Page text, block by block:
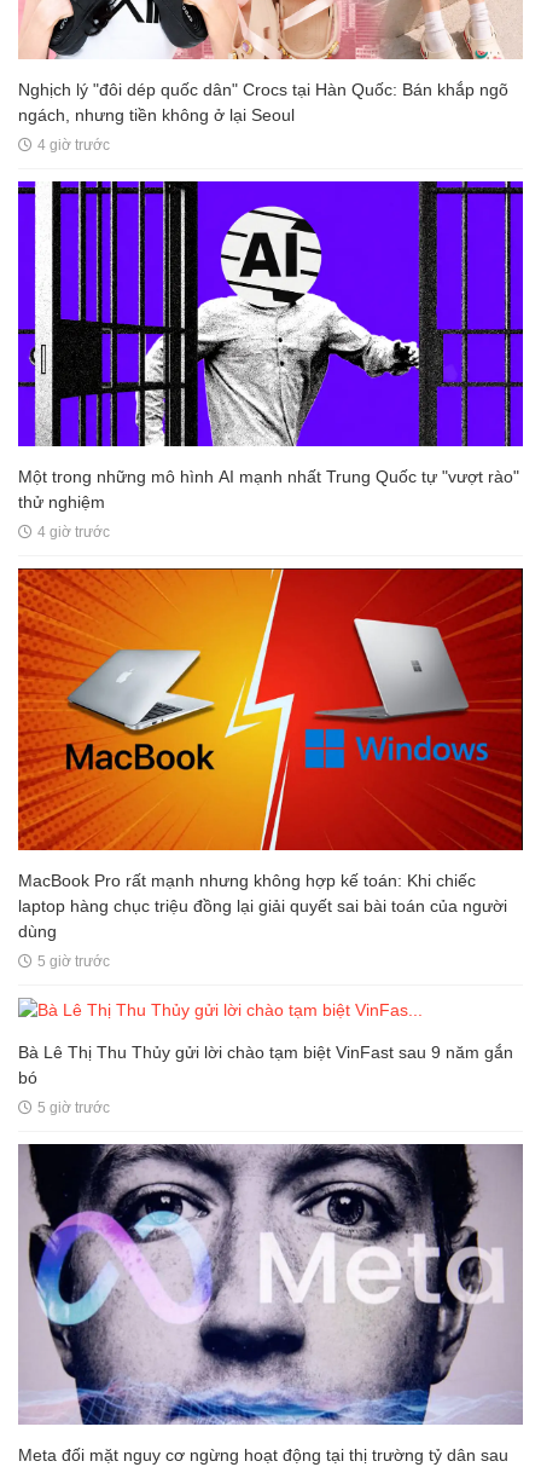
Nghịch lý "đôi dép quốc dân" Crocs tại Hàn Quốc: Bán khắp ngõ
ngách, nhưng tiền không ở lại Seoul
4 giờ trước
Một trong những mô hình AI mạnh nhất Trung Quốc tự "vượt rào"
thử nghiệm
4 giờ trước
MacBook Pro rất mạnh nhưng không hợp kế toán: Khi chiếc
laptop hàng chục triệu đồng lại giải quyết sai bài toán của người
dùng
5 giờ trước
Bà Lê Thị Thu Thủy gửi lời chào tạm biệt VinFast sau 9 năm gắn
bó
5 giờ trước
Meta đối mặt nguy cơ ngừng hoạt động tại thị trường tỷ dân sau